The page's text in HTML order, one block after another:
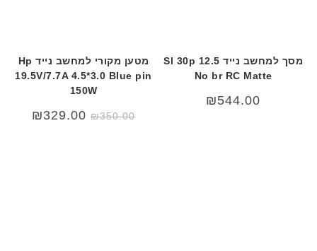
מסך למחשב נייד 12.5 Sl 30p
No br RC Matte
₪544.00
מטען מקורי למחשב נייד Hp
19.5V/7.7A 4.5*3.0 Blue pin
150W
₪350.00
המחיר
המקורי
₪329.00
המחיר
הנוכחי